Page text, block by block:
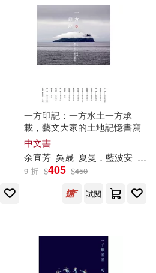
(1)
王增榮(1)
建宏、聞天祥
公會雜誌社(1)
一方印記：一方水土一方承
載，藝文大家的土地記憶書寫
中文書
余宜芳 吳晟 夏曼．藍波安 夏
9 折 $405 $450
試閱